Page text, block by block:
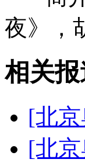
夜》，
相关报
[北
[北